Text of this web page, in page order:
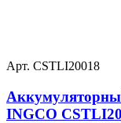
Арт. CSTLI20018
INGCO